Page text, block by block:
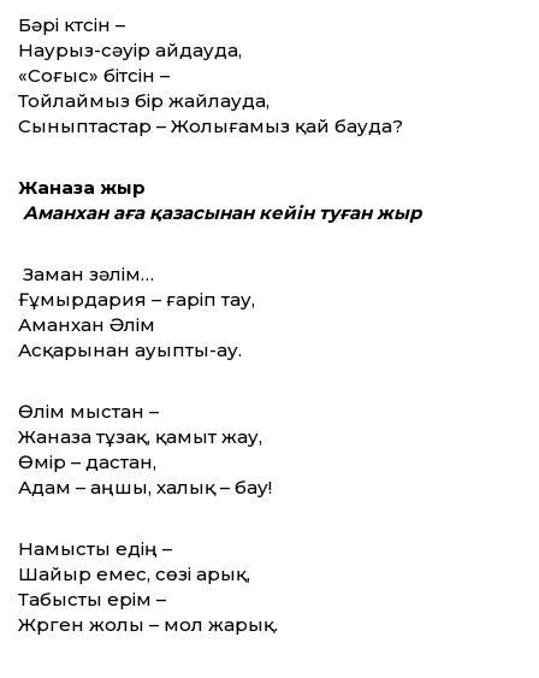
Бәрі күтсін –
Наурыз-сәуір айдауда,
«Соғыс» бітсін –
Тойлаймыз бір жайлауда,
Сыныптастар – Жолығамыз қай бауда?
Жаназа жыр
Аманхан аға қазасынан кейін туған жыр
Заман зәлім…
Ғұмырдария – ғаріп тау,
Аманхан Әлім
Асқарынан ауыпты-ау.
Өлім мыстан –
Жаназа тұзақ, қамыт жау,
Өмір – дастан,
Адам – аңшы, халық – бау!
Намысты едің –
Шайыр емес, сөзі арық,
Табысты ерім –
Жүрген жолы – мол жарық.